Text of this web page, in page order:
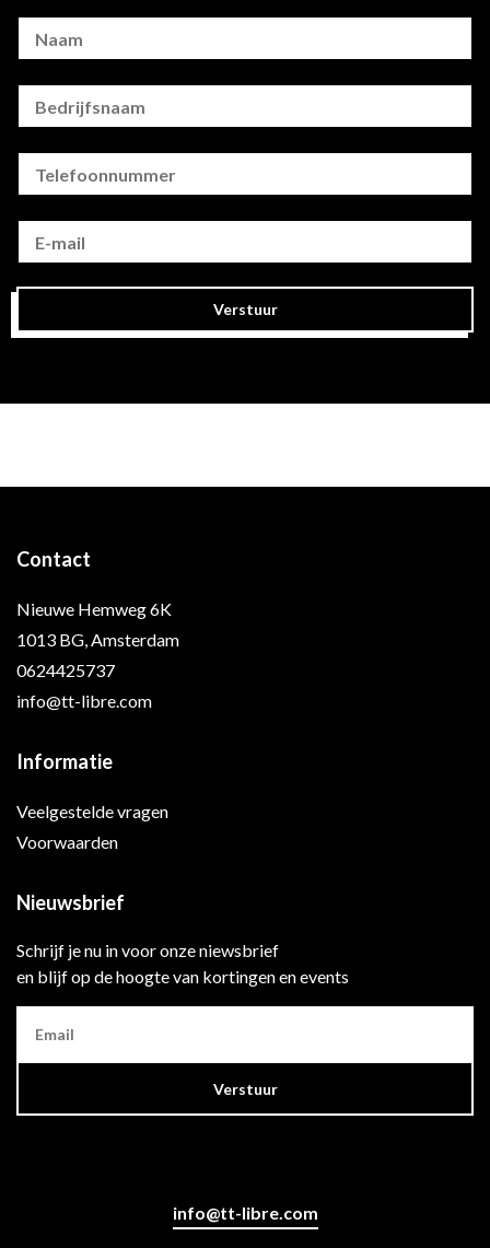
Verstuur
Contact
Nieuwe Hemweg 6K
1013 BG, Amsterdam
0624425737
info@tt-libre.com
Informatie
Veelgestelde vragen
Voorwaarden
Nieuwsbrief
Schrijf je nu in voor onze niewsbrief
en blijf op de hoogte van kortingen en events
Verstuur
info@tt-libre.com